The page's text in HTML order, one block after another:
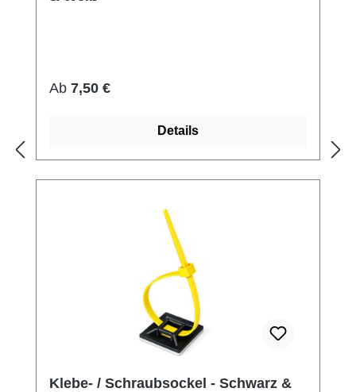
Regulärer Preis:
Ab 7,50 €
Details
Klebe- / Schraubsockel - Schwarz &